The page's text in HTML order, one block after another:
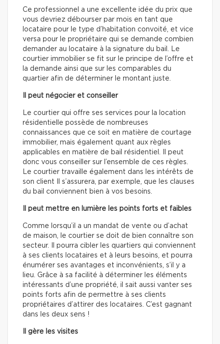
Ce professionnel a une excellente idée du prix que
vous devriez débourser par mois en tant que
locataire pour le type d’habitation convoité, et vice
versa pour le propriétaire qui se demande combien
demander au locataire à la signature du bail. Le
courtier immobilier se fit sur le principe de l’offre et
la demande ainsi que sur les comparables du
quartier afin de déterminer le montant juste.
Il peut négocier et conseiller
Le courtier qui offre ses services pour la location
résidentielle possède de nombreuses
connaissances que ce soit en matière de courtage
immobilier, mais également quant aux règles
applicables en matière de bail résidentiel. Il peut
donc vous conseiller sur l’ensemble de ces règles.
Le courtier travaille également dans les intérêts de
son client Il s’assurera, par exemple, que les clauses
du bail conviennent bien à vos besoins.
Il peut mettre en lumière les points forts et faibles
Comme lorsqu’il a un mandat de vente ou d’achat
de maison, le courtier se doit de bien connaître son
secteur. Il pourra cibler les quartiers qui conviennent
à ses clients locataires et à leurs besoins, et pourra
énumérer ses avantages et inconvénients, s’il y a
lieu. Grâce à sa facilité à déterminer les éléments
intéressants d’une propriété, il sait aussi vanter ses
points forts afin de permettre à ses clients
propriétaires d’attirer des locataires. C’est gagnant
dans les deux sens !
Il gère les visites